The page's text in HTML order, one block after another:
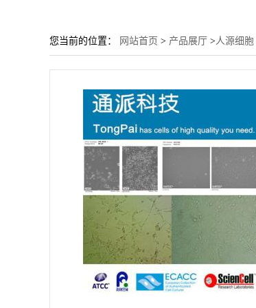
您当前的位置： 网站首页 > 产品展厅 >人源细胞